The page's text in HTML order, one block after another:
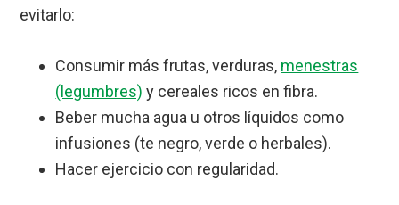
evitarlo:
Consumir más frutas, verduras, menestras
(legumbres) y cereales ricos en fibra.
Beber mucha agua u otros líquidos como
infusiones (te negro, verde o herbales).
Hacer ejercicio con regularidad.